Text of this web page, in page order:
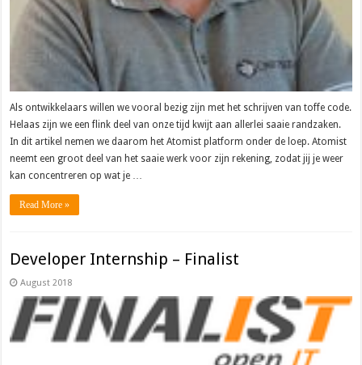
Als ontwikkelaars willen we vooral bezig zijn met het schrijven van toffe code.
Helaas zijn we een flink deel van onze tijd kwijt aan allerlei saaie randzaken.
In dit artikel nemen we daarom het Atomist platform onder de loep. Atomist
neemt een groot deel van het saaie werk voor zijn rekening, zodat jij je weer
kan concentreren op wat je …
Read More »
Developer Internship – Finalist
August 2018